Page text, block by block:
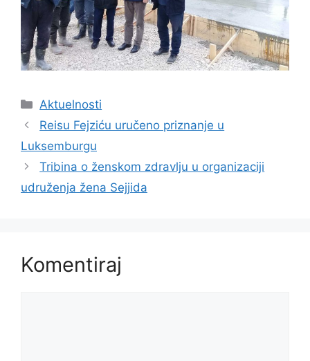
Kategorije
Aktuelnosti
Reisu Fejziću uručeno priznanje u
Luksemburgu
Tribina o ženskom zdravlju u organizaciji
udruženja žena Sejjida
Komentiraj